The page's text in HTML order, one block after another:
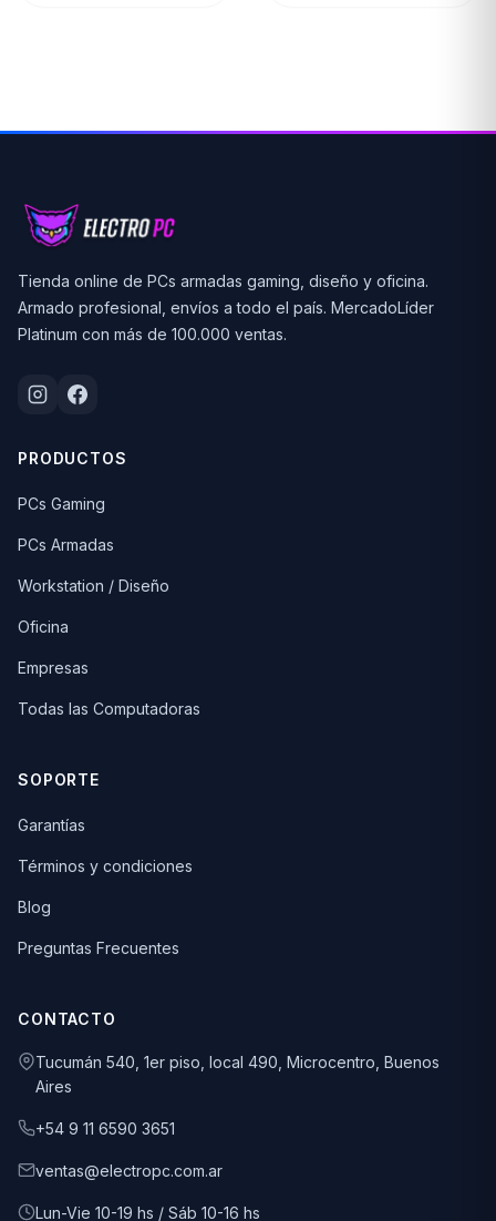
Tienda online de PCs armadas gaming, diseño y oficina.
Armado profesional, envíos a todo el país. MercadoLíder
Platinum con más de 100.000 ventas.
PRODUCTOS
PCs Gaming
PCs Armadas
Workstation / Diseño
Oficina
Empresas
Todas las Computadoras
SOPORTE
Garantías
Términos y condiciones
Blog
Preguntas Frecuentes
CONTACTO
Tucumán 540, 1er piso, local 490, Microcentro, Buenos
Aires
+54 9 11 6590 3651
ventas@electropc.com.ar
Lun-Vie 10-19 hs / Sáb 10-16 hs